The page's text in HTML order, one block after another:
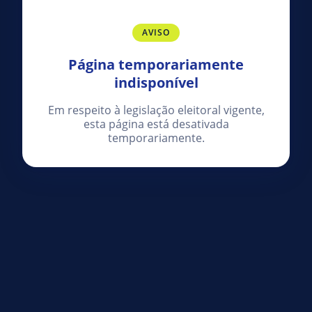
AVISO
Página temporariamente
indisponível
Em respeito à legislação eleitoral vigente,
esta página está desativada
temporariamente.